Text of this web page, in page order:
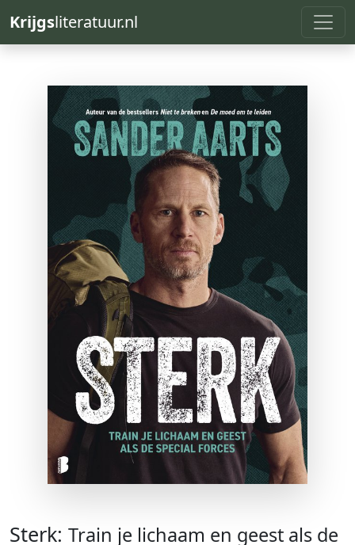
Krijgsliteratuur.nl
Sterk: Train je lichaam en geest als de